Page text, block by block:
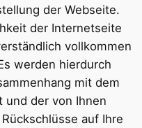
der Webseite.
der Internetseite
vollkommen
werden hierdurch
mit dem
und der von Ihnen
auf Ihre